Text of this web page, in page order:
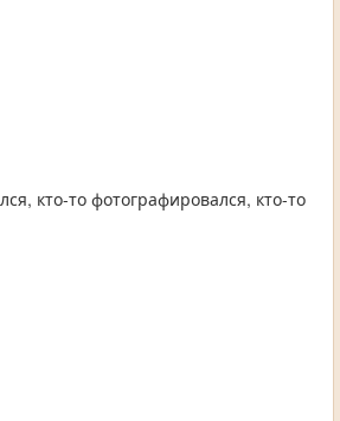
кто-то фотографировался, кто-то